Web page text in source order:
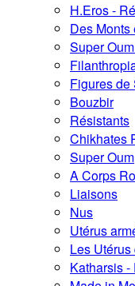
H.Eros -
Des Monts
Super
Figures de
Bouzbir
Résistants
Chikhates
Super Oum
A Corps
Liaisons
Nus
Utérus
Les
Katharsis